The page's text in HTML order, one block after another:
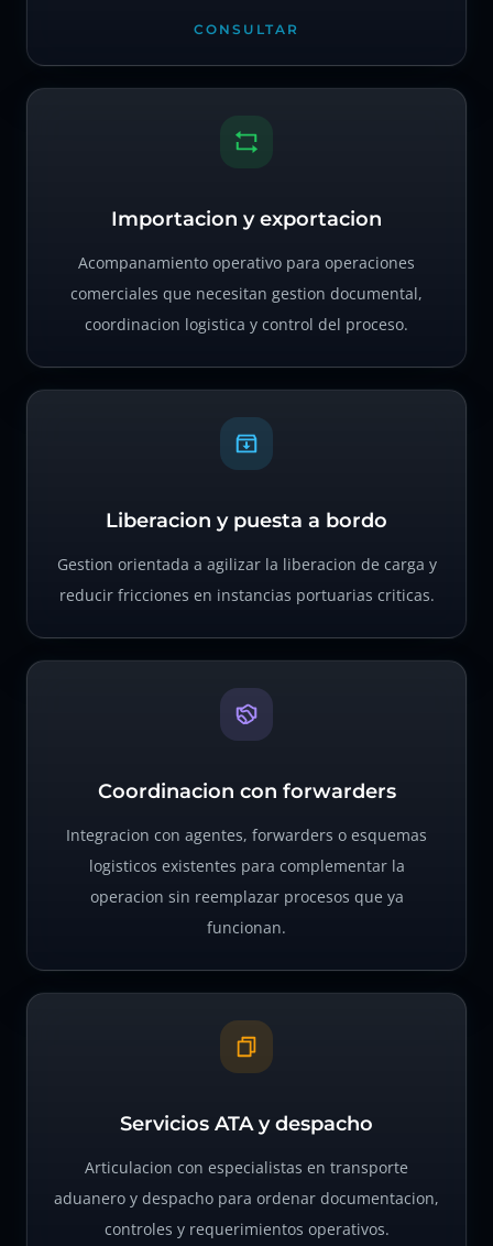
CONSULTAR
Importacion y exportacion
Acompanamiento operativo para operaciones
comerciales que necesitan gestion documental,
coordinacion logistica y control del proceso.
Liberacion y puesta a bordo
Gestion orientada a agilizar la liberacion de carga y
reducir fricciones en instancias portuarias criticas.
Coordinacion con forwarders
Integracion con agentes, forwarders o esquemas
logisticos existentes para complementar la
operacion sin reemplazar procesos que ya
funcionan.
Servicios ATA y despacho
Articulacion con especialistas en transporte
aduanero y despacho para ordenar documentacion,
controles y requerimientos operativos.